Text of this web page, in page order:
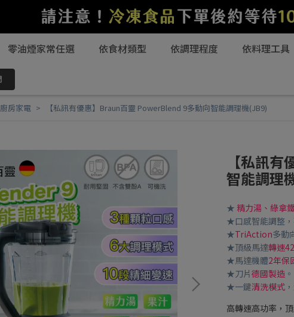
零油煙家常任選 依食材類型 依調理程度 依料理工具
廚房家電 【私訊有優惠】Braun百靈 PowerBlend 9多動向智能調理機(JB9)
【私訊
智能調理
★ 精力湯、綠拿
★口感智能調整，
★TriAction多動
★頂級馬達轉速
★馬達機體2年保
★刀片德國製造 。
★一鍵清洗模式
高轉速高功率，